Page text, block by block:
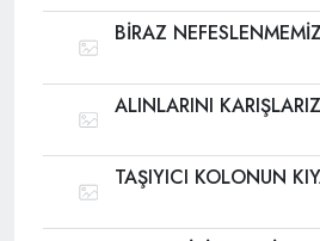
BİRAZ
ALINLARINI
TAŞIYICI KOLONUN